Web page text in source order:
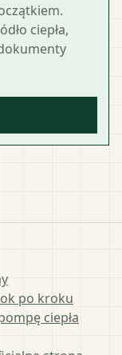
ciepła,
po kroku
ciepła